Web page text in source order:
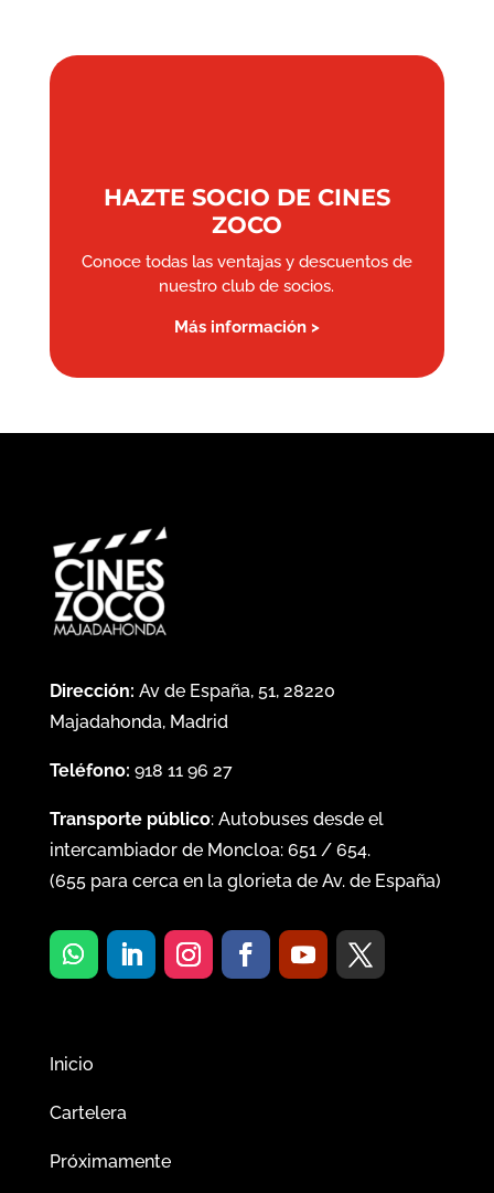
HAZTE SOCIO DE CINES
ZOCO
Conoce todas las ventajas y descuentos de
nuestro club de socios.
Más información >
Dirección: Av de España, 51, 28220
Majadahonda, Madrid
Teléfono: 918 11 96 27
Transporte público: Autobuses desde el
intercambiador de Moncloa: 651/ 654.
(655para cerca en la glorieta de Av. de España)
Inicio
Cartelera
Próximamente